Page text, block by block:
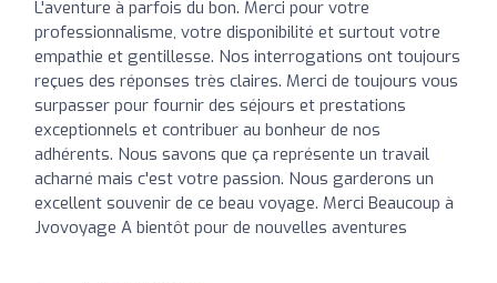
L'aventure à parfois du bon. Merci pour votre
professionnalisme, votre disponibilité et surtout votre
empathie et gentillesse. Nos interrogations ont toujours
reçues des réponses très claires. Merci de toujours vous
surpasser pour fournir des séjours et prestations
exceptionnels et contribuer au bonheur de nos
adhérents. Nous savons que ça représente un travail
acharné mais c'est votre passion. Nous garderons un
excellent souvenir de ce beau voyage. Merci Beaucoup à
Jvovoyage A bientôt pour de nouvelles aventures